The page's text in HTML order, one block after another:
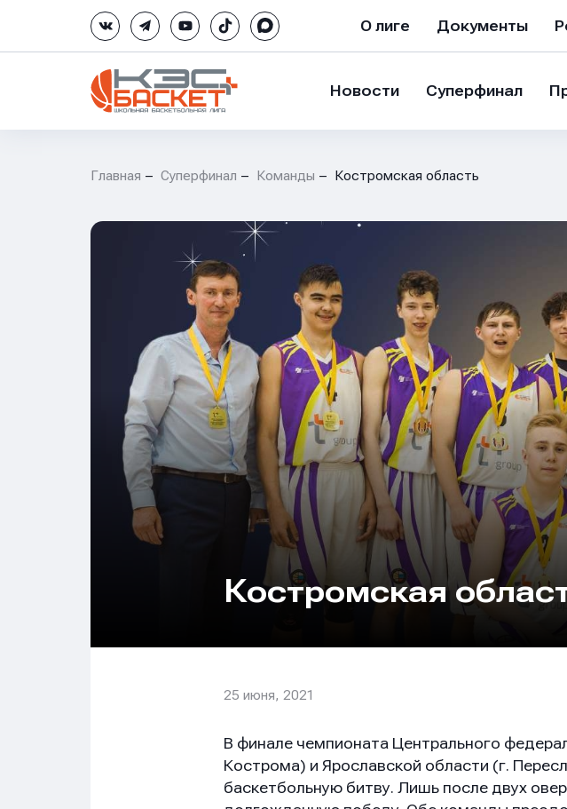
О лиге Документы
Новости Суперфинал
Главная Суперфинал Команды Костромская область
Костромская
25 июня, 2021
В финале чемпионата Центрального
Кострома) и Ярославской области (г.
баскетбольную битву. Лишь после двух